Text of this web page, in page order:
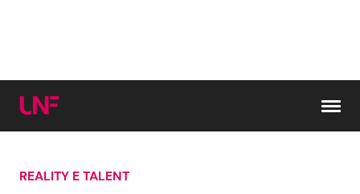
Cerca:
REALITY E TALENT